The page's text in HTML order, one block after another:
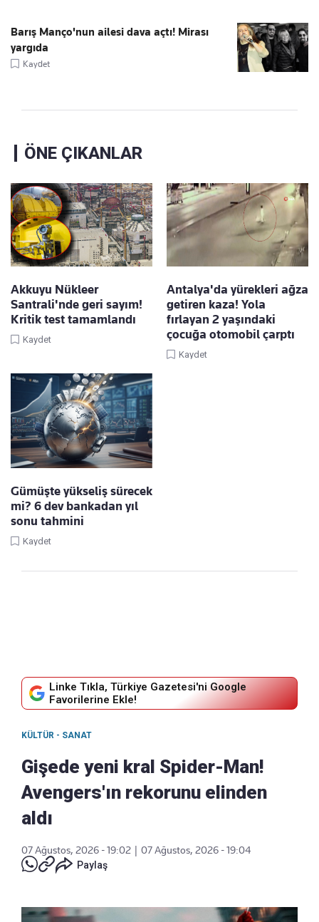
Barış Manço'nun ailesi dava açtı! Mirası
yargıda
Kaydet
ÖNE ÇIKANLAR
Akkuyu Nükleer
Santrali'nde geri sayım!
Kritik test tamamlandı
Kaydet
Antalya'da yürekleri ağza
getiren kaza! Yola
fırlayan 2 yaşındaki
çocuğa otomobil çarptı
Kaydet
Gümüşte yükseliş sürecek
mi? 6 dev bankadan yıl
sonu tahmini
Kaydet
Linke Tıkla, Türkiye Gazetesi'ni Google
Favorilerine Ekle!
KÜLTÜR - SANAT
Gişede yeni kral Spider-Man!
Avengers'ın rekorunu elinden
aldı
07 Ağustos, 2026 - 19:02
07 Ağustos, 2026 - 19:04
Paylaş